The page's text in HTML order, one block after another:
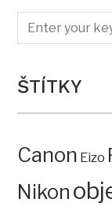
ŠTÍTKY
Canon Eizo
Nikon